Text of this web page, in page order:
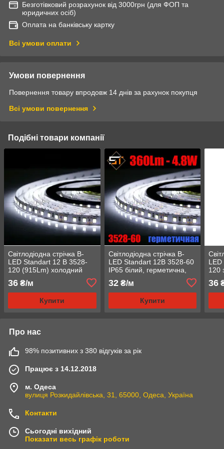
Безготівковий розрахунок від 3000грн (для ФОП та
юридичних осіб)
Оплата на банківську картку
Всі умови оплати
Умови повернення
Повернення товару впродовж 14 днів за рахунок покупця
Всі умови повернення
Подібні товари компанії
Світлодіодна стрічка B-
LED Standart 12 В 3528-
120 (915Lm) холодний
білий, негерметична, 1 м
36 ₴/м
Купити
Світлодіодна стрічка B-
LED Standart 12В 3528-60
IP65 білий, герметична,
32₴/м
Купити
120
36
Про нас
98% позитивних з 380 відгуків за рік
Працює з 14.12.2018
м. Одеса
вулиця Розкидайлівська, 31, 65000, Одеса, Україна
Контакти
Сьогодні вихідний
Показати весь графік роботи